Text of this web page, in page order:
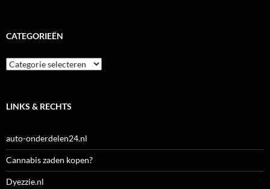
CATEGORIEËN
Categorieën
LINKS & RECHTS
auto-onderdelen24.nl
Cannabis zaden kopen?
Dyezzie.nl